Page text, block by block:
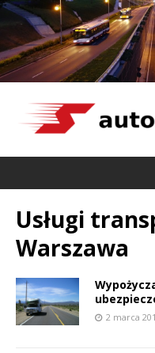
Usługi
Warszawa
2 marca